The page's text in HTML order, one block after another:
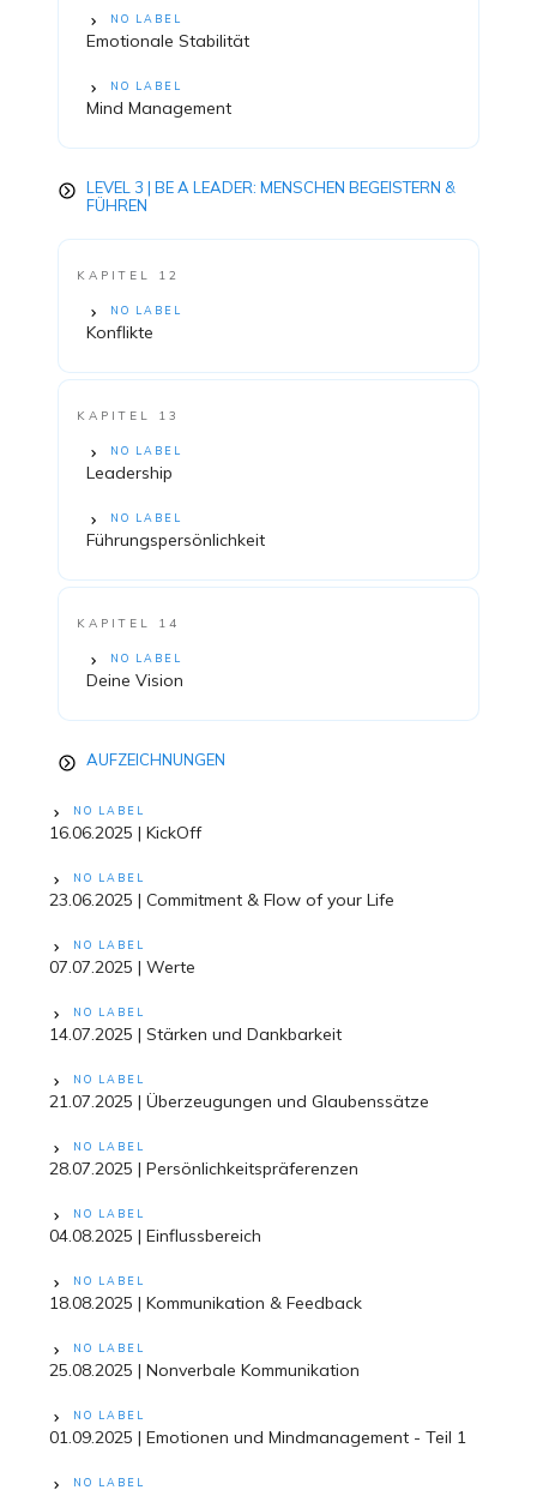
NO LABEL
Emotionale Stabilität
NO LABEL
Mind Management
LEVEL 3 | BE A LEADER: MENSCHEN BEGEISTERN &
FÜHREN
KAPITEL 12
NO LABEL
Konflikte
KAPITEL 13
NO LABEL
Leadership
NO LABEL
Führungspersönlichkeit
KAPITEL 14
NO LABEL
Deine Vision
AUFZEICHNUNGEN
NO LABEL
16.06.2025 | KickOff
NO LABEL
23.06.2025 | Commitment & Flow of your Life
NO LABEL
07.07.2025 | Werte
NO LABEL
14.07.2025 | Stärken und Dankbarkeit
NO LABEL
21.07.2025 | Überzeugungen und Glaubenssätze
NO LABEL
28.07.2025 | Persönlichkeitspräferenzen
NO LABEL
04.08.2025 | Einflussbereich
NO LABEL
18.08.2025 | Kommunikation & Feedback
NO LABEL
25.08.2025 | Nonverbale Kommunikation
NO LABEL
01.09.2025 | Emotionen und Mindmanagement - Teil 1
NO LABEL